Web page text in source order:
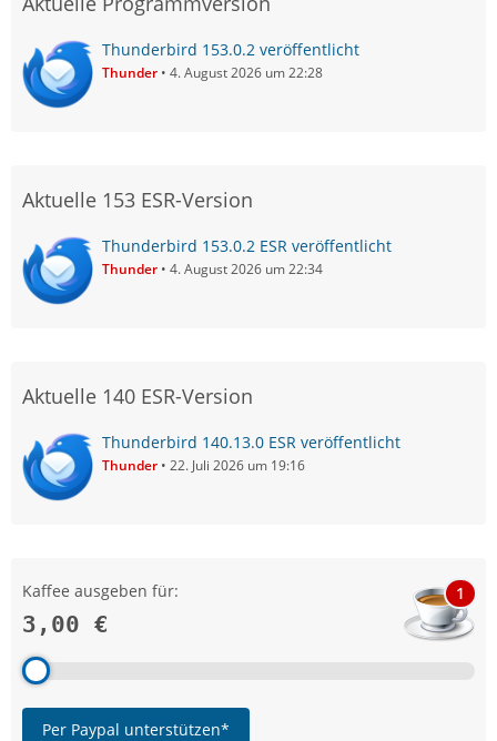
Thunderbird 153.0.2 veröffentlicht
Thunder 4. August 2026 um 22:28
Aktuelle 153 ESR-Version
Thunderbird 153.0.2 ESR veröffentlicht
Thunder 4. August 2026 um 22:34
Aktuelle 140 ESR-Version
Thunderbird 140.13.0 ESR veröffentlicht
Thunder 22. Juli 2026 um 19:16
Kaffee ausgeben für:
3,00 €
1
Per Paypal unterstützen*